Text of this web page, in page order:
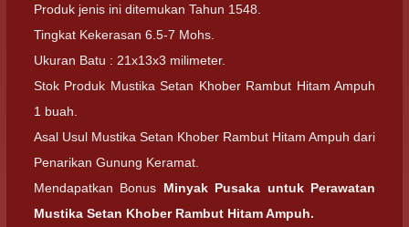
Produk jenis ini ditemukan Tahun 1548.
Tingkat Kekerasan 6.5-7 Mohs.
Ukuran Batu : 21x13x3 milimeter.
Stok Produk Mustika Setan Khober Rambut Hitam Ampuh
1 buah.
Asal Usul Mustika Setan Khober Rambut Hitam Ampuh dari
Penarikan Gunung Keramat.
Mendapatkan Bonus Minyak Pusaka untuk Perawatan
Mustika Setan Khober Rambut Hitam Ampuh.